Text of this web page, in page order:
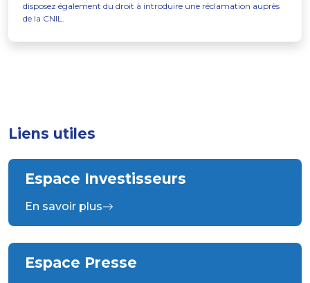
disposez également du droit à introduire une réclamation auprès
de la CNIL.
Liens utiles
Espace Investisseurs
En savoir plus
Espace Presse